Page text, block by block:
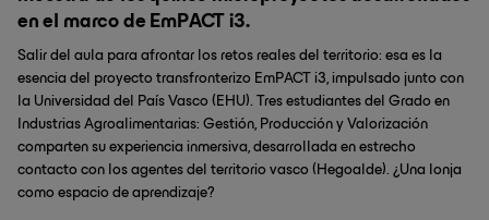
en el marco de EmPACT i3.
Salir del aula para afrontar los retos reales del territorio: esa es la
esencia del proyecto transfronterizo EmPACT i3, impulsado junto con
la Universidad del País Vasco (EHU). Tres estudiantes del Grado en
Industrias Agroalimentarias: Gestión, Producción y Valorización
comparten su experiencia inmersiva, desarrollada en estrecho
contacto con los agentes del territorio vasco (Hegoalde). ¿Una lonja
como espacio de aprendizaje?